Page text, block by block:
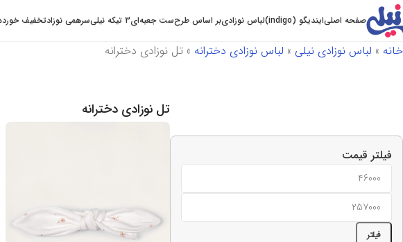
صفحه اصلیایندیگو (indigo) لباس نوزادیبر اساس طرحست جعبه‌ای3 تیکه نیلی سرهمی نوزادتخفیف
خانه » لباس نوزادی نیلی » لباس نوزادی دخترانه » تل نوزادی دخترانه
فیلتر قیمت
فیلتر
تل نوزادی دخترانه